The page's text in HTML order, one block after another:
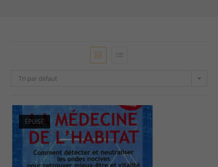
Tri par défaut
ÉPUISÉ